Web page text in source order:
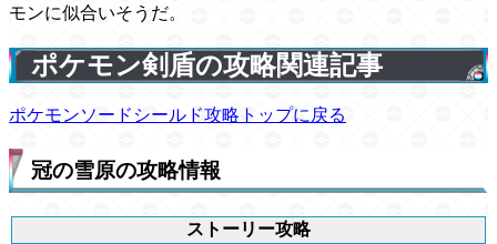
モンに似合いそうだ。
ポケモン剣盾の攻略関連記事
ポケモンソードシールド攻略トップに戻る
冠の雪原の攻略情報
ストーリー攻略